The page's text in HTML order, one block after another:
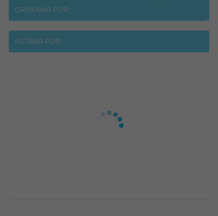
ORDENAR POR:
FILTRAR POR: